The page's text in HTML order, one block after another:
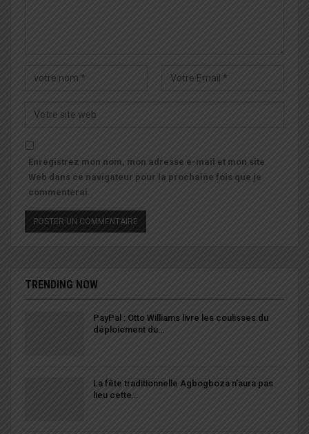
Enregistrez mon nom, mon adresse e-mail et mon site
Web dans ce navigateur pour la prochaine fois que je
commenterai.
TRENDING NOW
PayPal : Otto Williams livre les coulisses du
déploiement du…
La fête traditionnelle Agbogboza n’aura pas
lieu cette…